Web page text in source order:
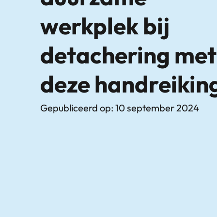
werkplek bij
detachering met
deze
Gepubliceerd op: 10 september 2024